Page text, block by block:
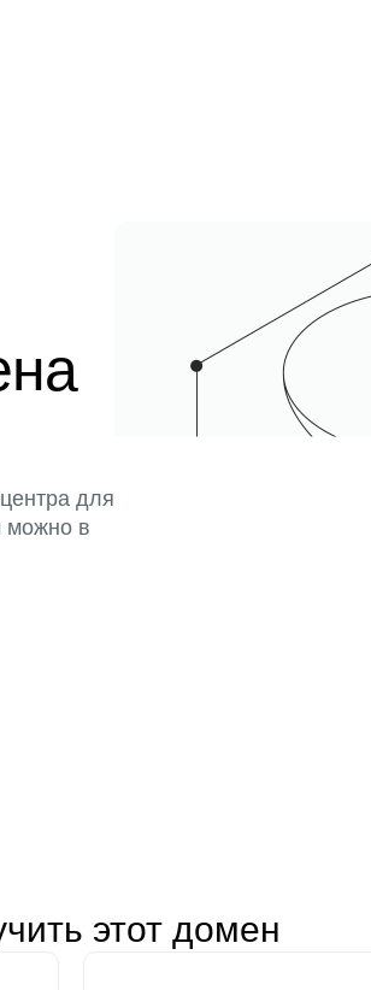
для
можно в
этот домен